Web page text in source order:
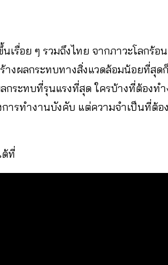
เรื่อย ๆ รวมถึงไทย จากภาวะโลก
งผลกระทบทางสิ่งแวดล้อมน้อยที่สุด
กระทบที่รุนแรงที่สุด ใครบ้างที่ต้องท
ารทำงานบังคับ แต่ความจำเป็นที่ต้
ด้ที่